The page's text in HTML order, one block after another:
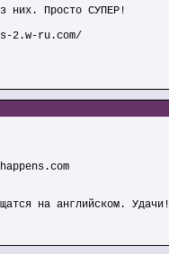
них. Просто СУПЕР!
2.w-ru.com/
на английском. Удачи!